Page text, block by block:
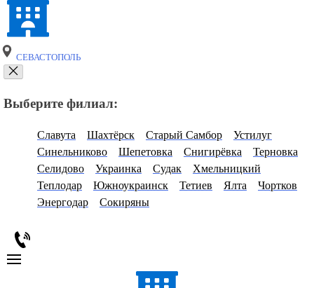
СЕВАСТОПОЛЬ
Выберите филиал:
Славута Шахтёрск Старый Самбор
Устилуг
Синельниково
Шепетовка Снигирёвка
Терновка
Селидово
Украинка Судак
Хмельницкий
Теплодар
Южноукраинск Тетиев Ялта
Чортков
Энергодар
Сокиряны